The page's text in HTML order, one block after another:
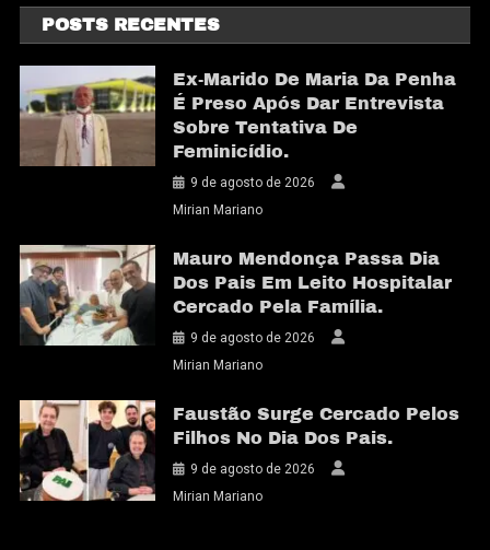
POSTS RECENTES
Ex-Marido De Maria Da Penha
É Preso Após Dar Entrevista
Sobre Tentativa De
Feminicídio.
9 de agosto de 2026
Mirian Mariano
Mauro Mendonça Passa Dia
Dos Pais Em Leito Hospitalar
Cercado Pela Família.
9 de agosto de 2026
Mirian Mariano
Faustão Surge Cercado Pelos
Filhos No Dia Dos Pais.
9 de agosto de 2026
Mirian Mariano